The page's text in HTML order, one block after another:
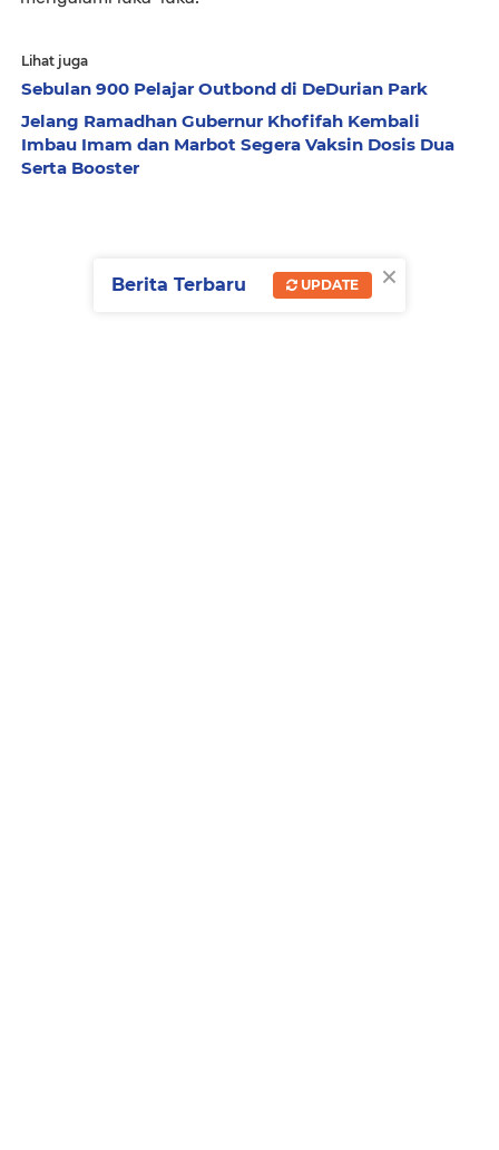
Lihat juga
Sebulan 900 Pelajar Outbond di DeDurian Park
Jelang Ramadhan Gubernur Khofifah Kembali
Imbau Imam dan Marbot Segera Vaksin Dosis Dua
Serta Booster
×
Berita Terbaru UPDATE